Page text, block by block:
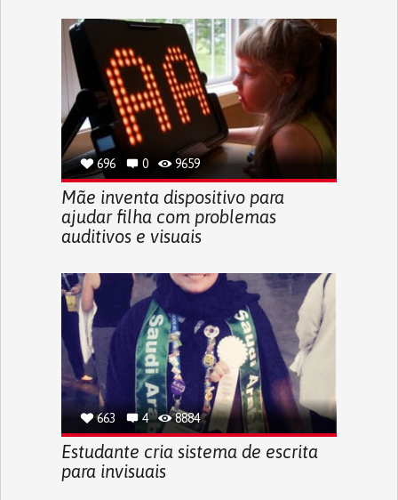
696 0 9659
Mãe inventa dispositivo para
ajudar filha com problemas
auditivos e visuais
663 4 8884
Estudante cria sistema de escrita
para invisuais